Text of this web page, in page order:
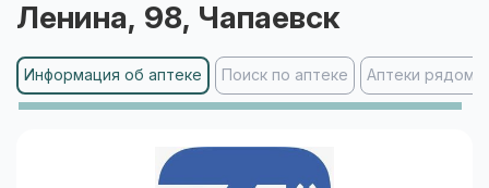
Ленина, 98, Чапаевск
Информация об аптеке Поиск по аптеке Аптеки рядом